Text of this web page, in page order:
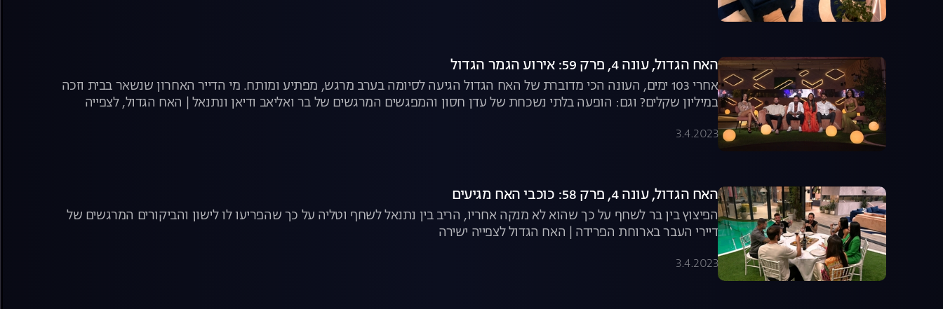
האח הגדול, עונה 4, פרק 59: אירוע הגמר הגדול
אחרי 103 ימים, העונה הכי מדוברת של האח הגדול הגיעה לסיומה בערב מרגש, מפתיע ומותח. מי הדייר האחרון שנשאר בבית וזכה
במיליון שקלים? וגם: הופעה בלתי נשכחת של עדן חסון והמפגשים המרגשים של בר ואליאב ודיאן ונתנאל | האח הגדול, לצפייה
ישירה
3.4.2023
האח הגדול, עונה 4, פרק 58: כוכבי האח מגיעים
הפיצוץ בין בר לשחף על כך שהוא לא מנקה אחריו, הריב בין נתנאל לשחף וטליה על כך שהפריעו לו לישון והביקורים המרגשים של
דיירי העבר בארוחת הפרידה | האח הגדול לצפייה ישירה
3.4.2023